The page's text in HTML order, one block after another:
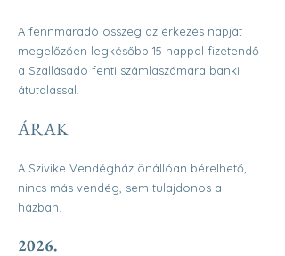
A fennmaradó összeg az érkezés napját
megelőzően legkésőbb 15 nappal fizetendő
a Szállásadó fenti számlaszámára banki
átutalással.
ÁRAK
A Szivike Vendégház önállóan bérelhető,
nincs más vendég, sem tulajdonos a
házban.
2026.